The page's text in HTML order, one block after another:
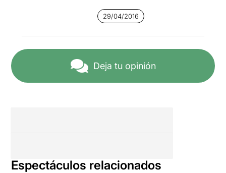
29/04/2016
Deja tu opinión
Espectáculos relacionados